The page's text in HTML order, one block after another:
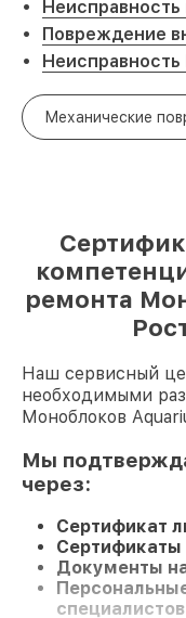
Повреждение
Неисправность
Механические
ремонта
Наш сервисный
необходимыми
Моноблоков
Мы
через:
Сертификат
Сертификаты
Документы
специалистов